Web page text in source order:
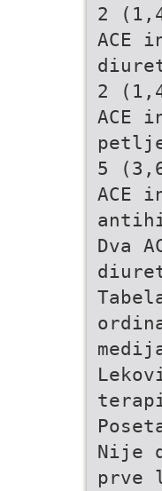
2
ACE
2
ACE
5
ACE
Dva
Nije
prve